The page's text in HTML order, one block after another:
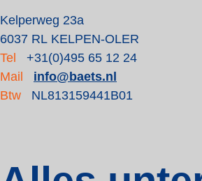
Kelperweg 23a
6037 RL KELPEN-OLER
Tel
+31(0)495 65 12 24
Mail
info@baets.nl
Btw
NL813159441B01